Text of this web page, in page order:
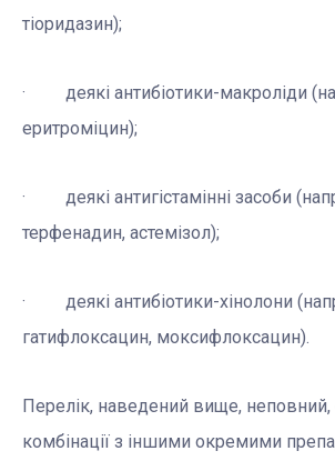
тіоридазин);
· деякі антибіотики-макроліди
еритроміцин);
· деякі антигістамінні засоби
терфенадин, астемізол);
· деякі антибіотики-хінолони
гатифлоксацин, моксифлоксацин).
Перелік, наведений вище, неповний,
комбінації з іншими окремими